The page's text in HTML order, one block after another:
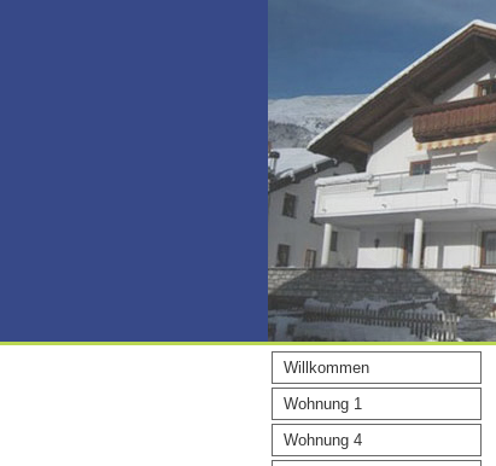
Willkommen
Wohnung 1
Wohnung 4